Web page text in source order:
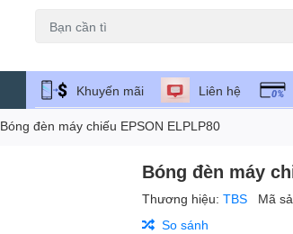
Khuyến mãi Liên hệ
Bóng đèn máy chiếu EPSON ELPLP80
Bóng đèn máy
Thương hiệu:TBS Mã
So sánh